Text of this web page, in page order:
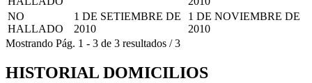
NO
HALLADO
1 DE SETIEMBRE DE
2010
1 DE NOVIEMBRE DE
2010
Mostrando Pág. 1 - 3 de 3 resultados /3
HISTORIAL DOMICILIOS